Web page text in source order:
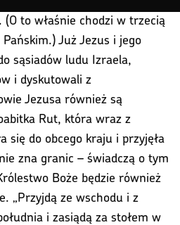
to właśnie chodzi w trzecią
) Już Jezus i jego
sąsiadów ludu Izraela,
i dyskutowali z
Jezusa również są
Rut, która wraz z
się do obcego kraju i przyjęła
zna granic – świadczą o tym
Boże będzie również
„Przyjdą ze wschodu i z
i zasiądą za stołem w